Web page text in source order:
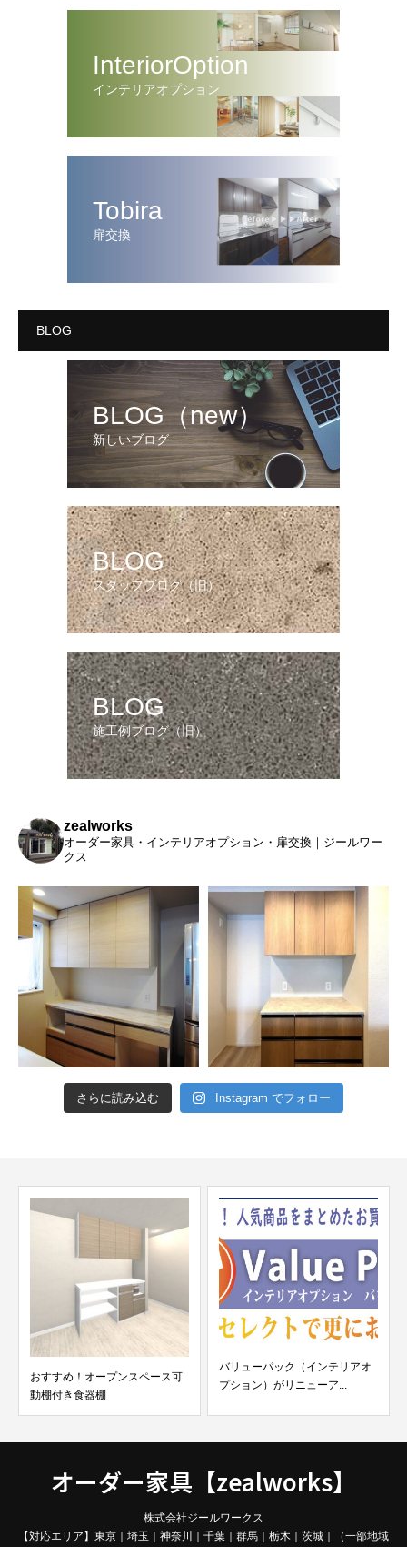
InteriorOption
インテリアオプション
Tobira
扉交換
BLOG
BLOG（new）
新しいブログ
BLOG
スタッフブログ（旧）
BLOG
施工例ブログ（旧）
zealworks
オーダー家具・インテリアオプション・扉交換｜ジールワー
クス
さらに読み込む Instagram でフォロー
おすすめ！オープンスペース可
動棚付き食器棚
バリューパック（インテリアオ
プション）がリニューア...
オーダー家具【zealworks】
株式会社ジールワークス
【対応エリア】東京｜埼玉｜神奈川｜千葉｜群馬｜栃木｜茨城｜（一部地域